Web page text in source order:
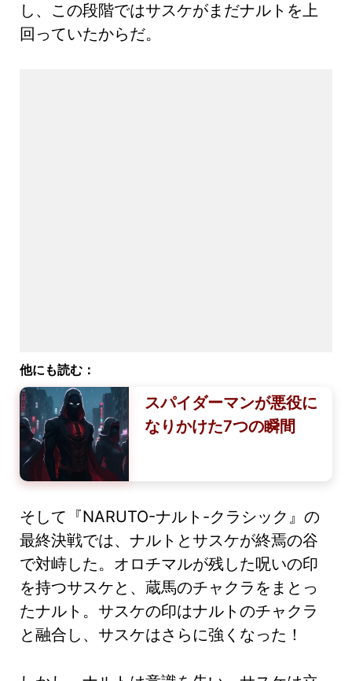
し、この段階ではサスケがまだナルトを上
回っていたからだ。
他にも読む：
スパイダーマンが悪役に
なりかけた7つの瞬間
そして『NARUTO-ナルト-クラシック』の
最終決戦では、ナルトとサスケが終焉の谷
で対峙した。オロチマルが残した呪いの印
を持つサスケと、蔵馬のチャクラをまとっ
たナルト。サスケの印はナルトのチャクラ
と融合し、サスケはさらに強くなった！